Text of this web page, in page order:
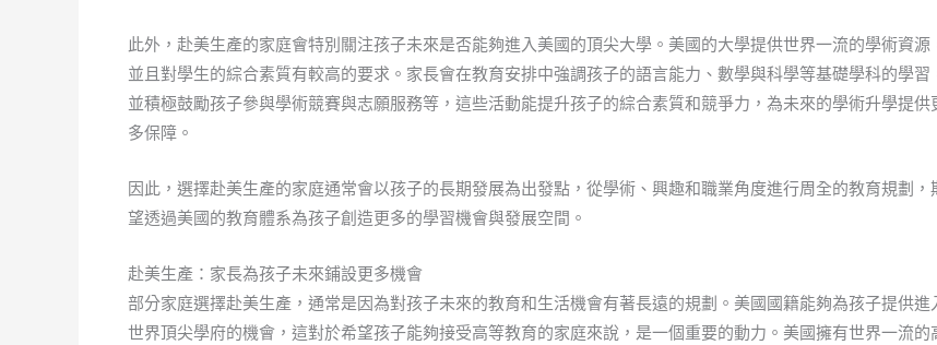
此外，赴美生產的家庭會特別關注孩子未來是否能夠進入美國的頂尖大學。美國的大學提供世界一流的學術資源
並且對學生的綜合素質有較高的要求。家長會在教育安排中強調孩子的語言能力、數學與科學等基礎學科的學習
並積極鼓勵孩子參與學術競賽與志願服務等，這些活動能提升孩子的綜合素質和競爭力，為未來的學術升學提供
多保障。
因此，選擇赴美生產的家庭通常會以孩子的長期發展為出發點，從學術、興趣和職業角度進行周全的教育規劃，
望透過美國的教育體系為孩子創造更多的學習機會與發展空間。
赴美生產：家長為孩子未來鋪設更多機會
部分家庭選擇赴美生產，通常是因為對孩子未來的教育和生活機會有著長遠的規劃。美國國籍能夠為孩子提供進
世界頂尖學府的機會，這對於希望孩子能夠接受高等教育的家庭來說，是一個重要的動力。美國擁有世界一流的